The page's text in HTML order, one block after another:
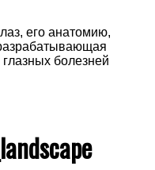
его анатомию,
болезней